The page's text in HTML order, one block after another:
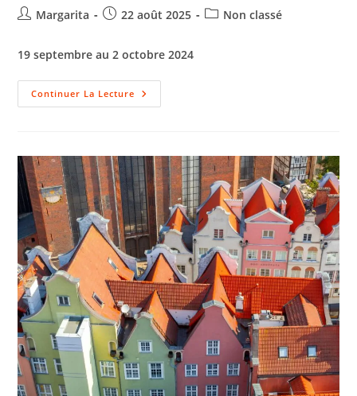
Margarita 22 août 2025 Non classé
19 septembre au 2 octobre 2024
Continuer La Lecture